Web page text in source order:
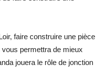
faire construire une pièce
permettra de mieux
jouera le rôle de jonction